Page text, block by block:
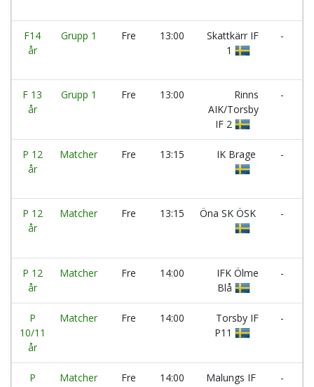
F14
år
Grupp 1 Fre 13:00
Skattkärr IF
1
-
F 13
år
Grupp 1 Fre 13:00
Rinns
AIK/Torsby
IF 2
-
P 12
år
Matcher Fre 13:15 IK Brage -
P 12
år
Matcher Fre 13:15 Öna SK ÖSK
-
P 12
år
Matcher Fre 14:00
IFK Ölme
Blå
-
P
10/11
år
Matcher Fre 14:00
Torsby IF
P11
-
P
Matcher Fre 14:00 Malungs IF -